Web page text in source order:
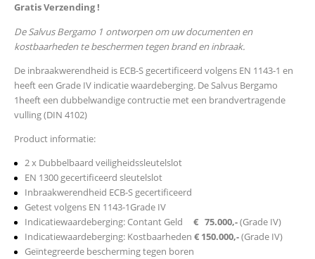
Gratis Verzending !
De Salvus Bergamo 1 ontworpen om uw documenten en
kostbaarheden te beschermen tegen brand en inbraak.
De inbraakwerendheid is ECB-S gecertificeerd volgens EN 1143-1 en
heeft een Grade IV indicatie waardeberging. De Salvus Bergamo
1heeft een dubbelwandige contructie met een brandvertragende
vulling (DIN 4102)
Product informatie:
2 x Dubbelbaard veiligheidssleutelslot
EN 1300 gecertificeerd sleutelslot
Inbraakwerendheid ECB-S gecertificeerd
Getest volgens EN 1143-1Grade IV
Indicatiewaardeberging: Contant Geld € 75.000,-(Grade IV)
Indicatiewaardeberging: Kostbaarheden € 150.000,-(Grade IV)
Geïntegreerde bescherming tegen boren